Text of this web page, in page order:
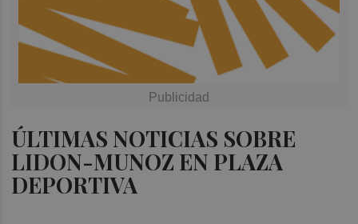
ÚLTIMAS NOTICIAS SOBRE
LIDON-MUNOZ EN PLAZA
DEPORTIVA